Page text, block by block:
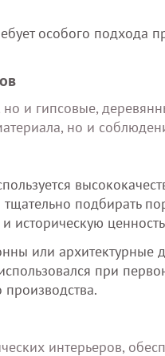
особого подхода
но и гипсовые,
но и
подбирать
историческую
или архитектурные
при
интерьеров,